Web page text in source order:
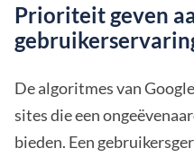
Prioriteit geven
De algoritmes van
sites die een
bieden. Een